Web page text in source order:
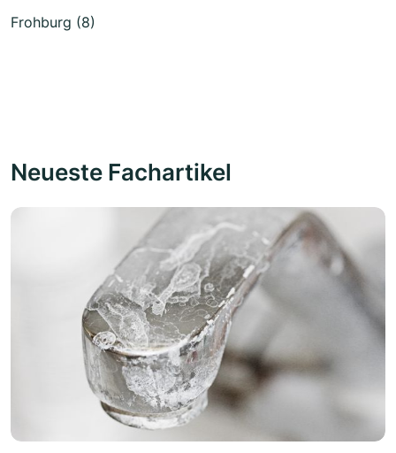
Frohburg (8)
Neueste Fachartikel